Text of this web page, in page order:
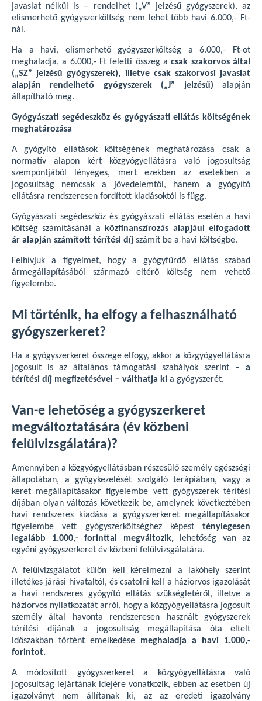
javaslat nélkül is – rendelhet („V” jelzésű gyógyszerek), az
elismerhető gyógyszerköltség nem lehet több havi 6.000,- Ft-
nál.
Ha a havi, elismerhető gyógyszerköltség a 6.000,- Ft-ot
meghaladja, a 6.000,- Ft feletti összeg acsak szakorvos által
(„SZ” jelzésű gyógyszerek), illetve csak szakorvosi javaslat
alapján rendelhető gyógyszerek („J” jelzésű) alapján
állapítható meg.
Gyógyászati segédeszköz és gyógyászati ellátás költségének
meghatározása
A gyógyító ellátások költségének meghatározása csak a
normatív alapon kért közgyógyellátásra való jogosultság
szempontjából lényeges, mert ezekben az esetekben a
jogosultság nemcsak a jövedelemtől, hanem a gyógyító
ellátásra rendszeresen fordított kiadásoktól is függ.
Gyógyászati segédeszköz és gyógyászati ellátás esetén a havi
költség számításánál a
közfinanszírozás alapjául elfogadott
ár alapján számított térítési díj számít be a havi költségbe.
Felhívjuk a figyelmet, hogy a gyógyfürdő ellátás szabad
ármegállapításából származó eltérő költség nem vehető
figyelembe.
Mi történik, ha elfogy a felhasználható
gyógyszerkeret?
Ha a gyógyszerkeret összege elfogy, akkor a közgyógyellátásra
jogosult is az általános támogatási szabályok szerint – a
térítési díj megfizetésével – válthatja ki a gyógyszerét.
Van-e lehetőség a gyógyszerkeret
megváltoztatására (év közbeni
felülvizsgálatára)?
Amennyiben a közgyógyellátásban részesülő személy egészségi
állapotában, a gyógykezelését szolgáló terápiában, vagy a
keret megállapításakor figyelembe vett gyógyszerek térítési
díjában olyan változás következik be, amelynek következtében
havi rendszeres kiadása a gyógyszerkeret megállapításakor
figyelembe vett gyógyszerköltséghez képest ténylegesen
legalább 1.000,- forinttal megváltozik,lehetőség van az
egyéni gyógyszerkeret év közbeni felülvizsgálatára.
A felülvizsgálatot külön kell kérelmezni a lakóhely szerint
illetékes járási hivataltól, és csatolni kell a háziorvos igazolását
a havi rendszeres gyógyító ellátás szükségletéről, illetve a
háziorvos nyilatkozatát arról, hogy a közgyógyellátásra jogosult
személy által havonta rendszeresen használt gyógyszerek
térítési díjának a jogosultság megállapítása óta eltelt
időszakban történt emelkedése meghaladja a havi 1.000,-
forintot.
A módosított gyógyszerkeret a közgyógyellátásra való
jogosultság lejártának idejére vonatkozik, ebben az esetben új
igazolványt nem állítanak ki, az az eredeti igazolvány